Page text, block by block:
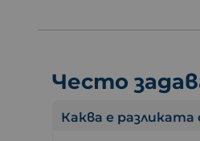
Често
Каква е разликата